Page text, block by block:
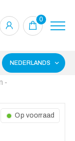
0
NEDERLANDS
-
Op voorraad